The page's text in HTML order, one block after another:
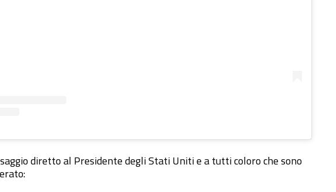
diretto al Presidente degli Stati Uniti e a tutti coloro che sono